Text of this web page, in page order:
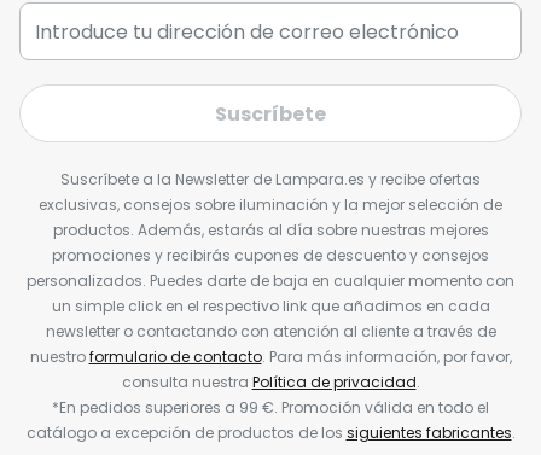
Suscríbete
Suscríbete a la Newsletter de Lampara.es y recibe ofertas
exclusivas, consejos sobre iluminación y la mejor selección de
productos. Además, estarás al día sobre nuestras mejores
promociones y recibirás cupones de descuento y consejos
personalizados. Puedes darte de baja en cualquier momento con
un simple click en el respectivo link que añadimos en cada
newsletter o contactando con atención al cliente a través de
nuestroformulario de contacto. Para más información, por favor,
consulta nuestra Política de privacidad.
*En pedidos superiores a 99 €. Promoción válida en todo el
catálogo a excepción de productos de los siguientes fabricantes.